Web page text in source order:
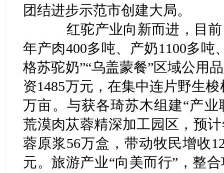
团结进步示范市创建大局。
红驼产业向新而进，目前
年产肉400多吨、产奶1100多吨
格苏驼奶”“乌盖蒙餐”区域公用
资1485万元，在集中连片野生
万亩。与获各琦苏木组建“产业
荒漠肉苁蓉精深加工园区，预
蓉原浆56万盒，带动牧民增收
元。旅游产业“向美而行”，整